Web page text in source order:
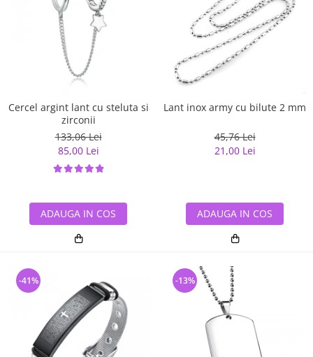
Cercel argint lant cu steluta si
zirconii
133,06 Lei
85,00 Lei
ADAUGA IN COS
Lant inox army cu bilute 2 mm
45,76 Lei
21,00 Lei
ADAUGA IN COS
-41% -13%